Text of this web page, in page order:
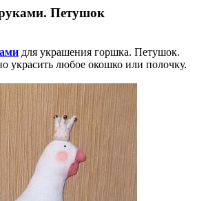
Петушок
для украшения горшка. Петушок.
украсить любое окошко или полочку.